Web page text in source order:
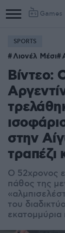
Games
SPORTS
Λιονέλ Μέσι
Βίντεο:
στην
τραπέζι
Ο 52χρονος
πάθος της
του